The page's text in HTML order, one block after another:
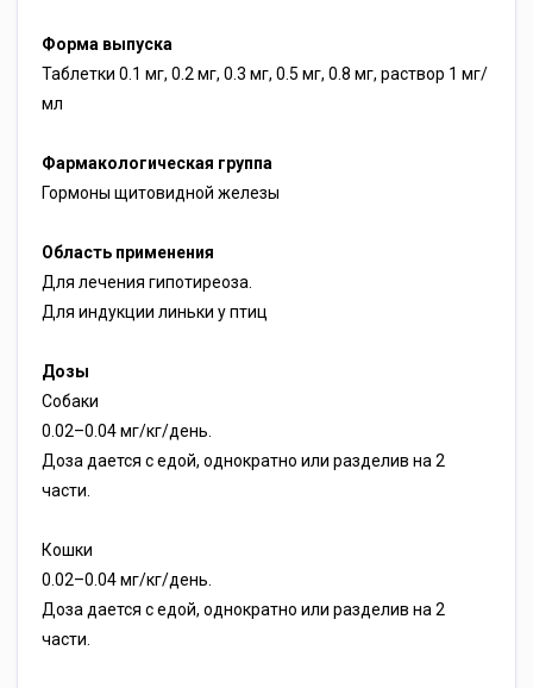
Форма выпуска
Таблетки 0.1 мг, 0.2 мг, 0.3 мг, 0.5 мг, 0.8 мг, раствор 1 мг/
мл
Фармакологическая группа
Гормоны щитовидной железы
Область применения
Для лечения гипотиреоза.
Для индукции линьки у птиц
Дозы
Собаки
0.02–0.04 мг/кг/день.
Доза дается с едой, однократно или разделив на 2
части.
Кошки
0.02–0.04 мг/кг/день.
Доза дается с едой, однократно или разделив на 2
части.